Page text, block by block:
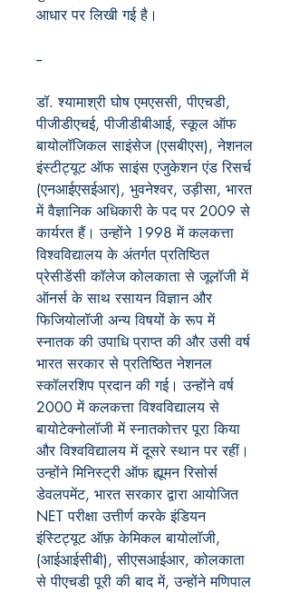
आधार पर लिखी गई है।
--
डॉ. श्यामाश्री घोष एमएससी, पीएचडी,
पीजीडीएचई, पीजीडीबीआई, स्कूल ऑफ
बायोलॉजिकल साइंसेज (एसबीएस), नेशनल
इंस्टीट्यूट ऑफ साइंस एजुकेशन एंड रिसर्च
(एनआईएसईआर), भुवनेश्वर, उड़ीसा, भारत
में वैज्ञानिक अधिकारी के पद पर 2009 से
कार्यरत हैं। उन्होंने 1998 में कलकत्ता
विश्वविद्यालय के अंतर्गत प्रतिष्ठित
प्रेसीडेंसी कॉलेज कोलकाता से जूलॉजी में
ऑनर्स के साथ रसायन विज्ञान और
फिजियोलॉजी अन्य विषयों के रूप में
स्नातक की उपाधि प्राप्त की और उसी वर्ष
भारत सरकार से प्रतिष्ठित नेशनल
स्कॉलरशिप प्रदान की गई। उन्होंने वर्ष
2000 में कलकत्ता विश्वविद्यालय से
बायोटेक्नोलॉजी में स्नातकोत्तर पूरा किया
और विश्वविद्यालय में दूसरे स्थान पर रहीं।
उन्होंने मिनिस्ट्री ऑफ ह्यूमन रिसोर्स
डेवलपमेंट, भारत सरकार द्वारा आयोजित
NET परीक्षा उत्तीर्ण करके इंडियन
इंस्टिट्यूट ऑफ़ केमिकल बायोलॉजी,
(आईआईसीबी), सीएसआईआर, कोलकाता
से पीएचडी पूरी की बाद में, उन्होंने मणिपाल